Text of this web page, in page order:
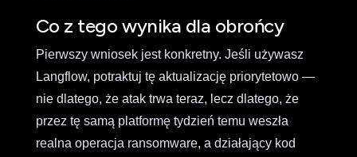
Co z tego wynika dla obrońcy
Pierwszy wniosek jest konkretny. Jeśli używasz
Langflow, potraktuj tę aktualizację priorytetowo —
nie dlatego, że atak trwa teraz, lecz dlatego, że
przez tę samą platformę tydzień temu weszła
realna operacja ransomware, a działający kod